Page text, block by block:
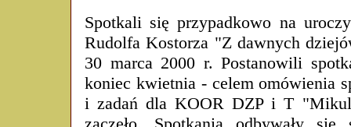
Spotkali się przypadkowo na
Rudolfa Kostorza "Z dawnych
30 marca 2000 r. Postanowili
koniec kwietnia - celem omówienia
i zadań dla KOOR DZP i T